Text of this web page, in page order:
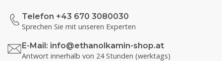
Telefon +43 670 3080030
Sprechen Sie mit unseren Experten
E-Mail: info@ethanolkamin-shop.at
Antwort innerhalb von 24 Stunden (werktags)